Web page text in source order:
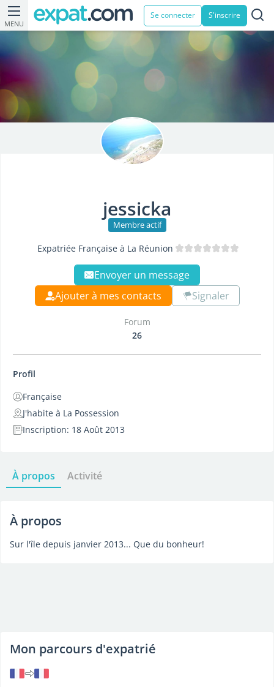
MENU
Se connecter S'inscrire
jessicka
Membre actif
Expatriée Française à La Réunion
Envoyer un message
Ajouter à mes contacts
Signaler
Forum
26
Profil
Française
J'habite à La Possession
Inscription: 18 Août 2013
À propos Activité
À propos
Sur l'île depuis janvier 2013... Que du bonheur!
Mon parcours d'expatrié